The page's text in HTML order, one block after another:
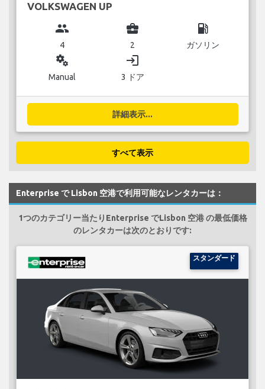
VOLKSWAGEN UP
group
4
business_center
2
local_gas_station
ガソリン
miscellaneous_services
Manual
login
3 ドア
詳細表示...
すべて表示
Enterprise で Lisbon 空港で利用可能なレンタカーは：
1つのカテゴリー当たりEnterprise でLisbon 空港 の最低価格
のレンタカーは次のとおりです:
スタンダード